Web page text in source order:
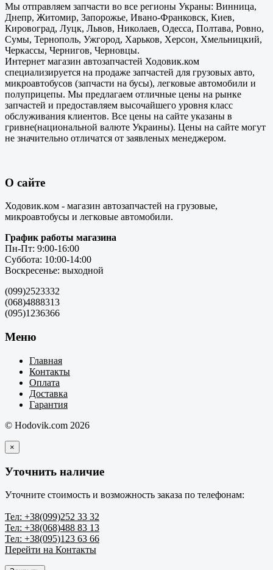
Мы отправляем запчасти во все регионы Украны: Винница,
Днепр, Житомир, Запорожье, Ивано-Франковск, Киев,
Кировоград, Луцк, Львов, Николаев, Одесса, Полтава, Ровно,
Сумы, Тернополь, Ужгород, Харьков, Херсон, Хмельницкий,
Черкассы, Чернигов, Черновцы.
Интернет магазин автозапчастей Ходовик.ком
специализируется на продаже запчастей для грузовых авто,
микроавтобусов (запчасти на бусы), легковые автомобили и
полуприцепы. Мы предлагаем отличные цены на рынке
запчастей и предоставляем высочайшего уровня класс
обслуживания клиентов. Все цены на сайте указаны в
гривне(национальной валюте Украины). Цены на сайте могут
не значительно отличатся от заявленых менеджером.
О сайте
Ходовик.ком - магазин автозапчастей на грузовые,
микроавтобусы и легковые автомобили.
График работы магазина
Пн-Пт: 9:00-16:00
Суббота: 10:00-14:00
Воскресенье: выходной
(099)2523332
(068)4888313
(095)1236366
Меню
Главная
Контакты
Оплата
Доставка
Гарантия
© Hodovik.com 2026
×
Уточнить наличие
Уточните стоимость и возможность заказа по телефонам:
Тел: +38(099)252 33 32
Тел: +38(068)488 83 13
Тел: +38(095)123 63 66
Перейти на Контакты